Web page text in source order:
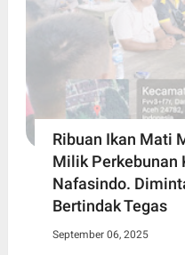
Ribuan Ikan Mati
Milik Perkebunan
Nafasindo.
Bertindak Tegas
September 06, 2025